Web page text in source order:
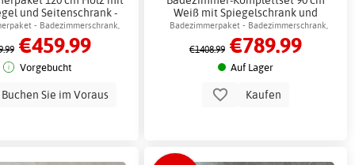
und Seitenschrank -
x Badezimmerhaken
- Badezimmerschrank,
Kommode und Spiegel
€459.99
Vorgebucht
Buchen Sie im Voraus
Weiß mit Spiegelschrank und
Beistellschrank - Marina +
Klopapierhalterung
Badezimmerpaket - Badezimmerschrank,
Kommode & Spiegelschrank
€1408.99 €789.99
Auf Lager
Kaufen